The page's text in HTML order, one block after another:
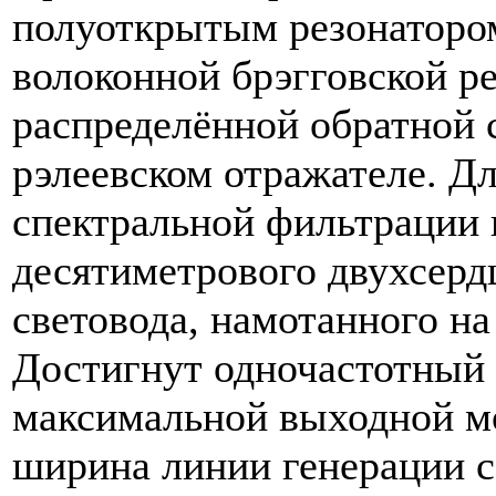
полуоткрытым
волоконной брэгговской
распределённой обратной
рэлеевском отражателе.
спектральной фильтрации
десятиметрового
световода, намотанного
Достигнут
максимальной выходной
ширина линии генерации